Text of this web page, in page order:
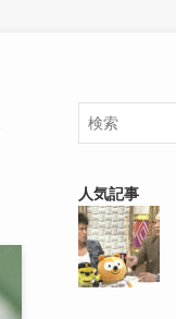
人気記事